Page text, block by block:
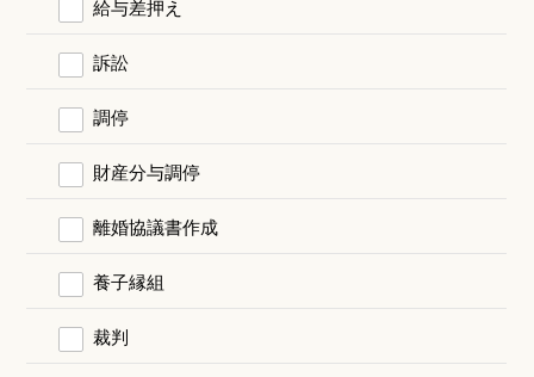
給与差押え
訴訟
調停
財産分与調停
離婚協議書作成
養子縁組
裁判